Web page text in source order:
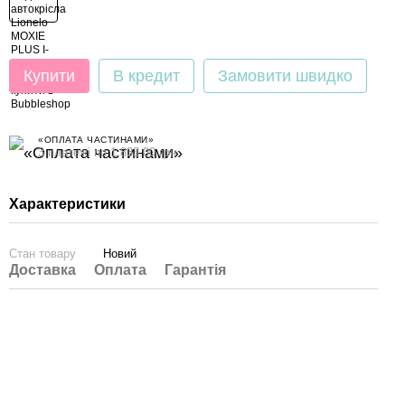
Купити В кредит Замовити швидко
«ОПЛАТА ЧАСТИНАМИ»
3 платежі по 1 833.00 грн
Характеристики
Стан товару Новий
Доставка Оплата Гарантія